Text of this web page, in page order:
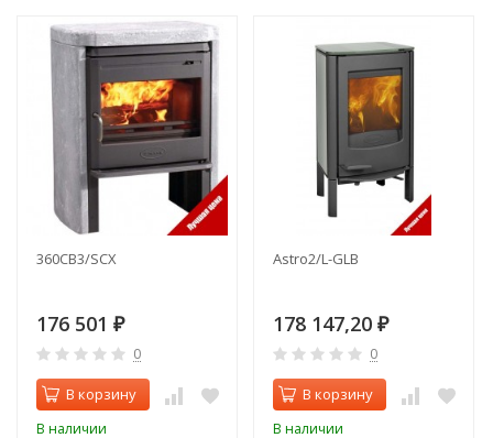
360CB3/SCX
176 501 ₽
0
В корзину
В наличии
Astro2/L-GLB
178 147,20 ₽
0
В корзину
В наличии